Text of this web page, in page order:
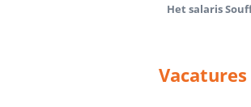
Het salaris